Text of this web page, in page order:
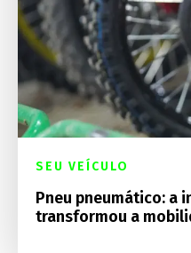
SEU VEÍCULO
Pneu pneumático: a
transformou a